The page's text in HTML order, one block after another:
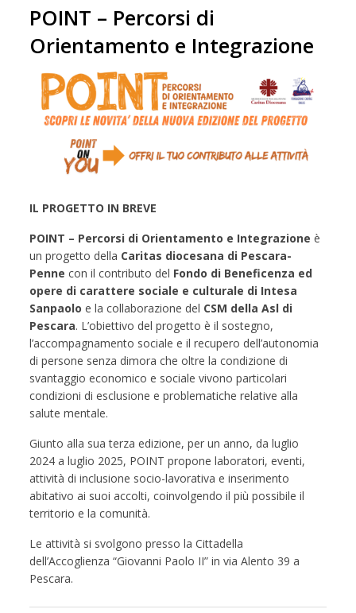
POINT – Percorsi di
Orientamento e Integrazione
IL PROGETTO IN BREVE
POINT – Percorsi di Orientamento e Integrazione è
un progetto della Caritas diocesana di Pescara-
Penne con il contributo del Fondo di Beneficenza ed
opere di carattere sociale e culturale di Intesa
Sanpaolo e la collaborazione del CSM della Asl di
Pescara. L’obiettivo del progetto è il sostegno,
l’accompagnamento sociale e il recupero dell’autonomia
di persone senza dimora che oltre la condizione di
svantaggio economico e sociale vivono particolari
condizioni di esclusione e problematiche relative alla
salute mentale.
Giunto alla sua terza edizione, per un anno, da luglio
2024 a luglio 2025, POINT propone laboratori, eventi,
attività di inclusione socio-lavorativa e inserimento
abitativo ai suoi accolti, coinvolgendo il più possibile il
territorio e la comunità.
Le attività si svolgono presso la Cittadella
dell’Accoglienza “Giovanni Paolo II” in via Alento 39 a
Pescara.